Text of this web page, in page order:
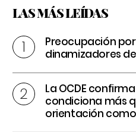
LAS MÁS LEÍDAS
Preocupación por
dinamizadores
La OCDE
condiciona más
orientación